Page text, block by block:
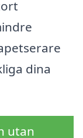
dina
utan